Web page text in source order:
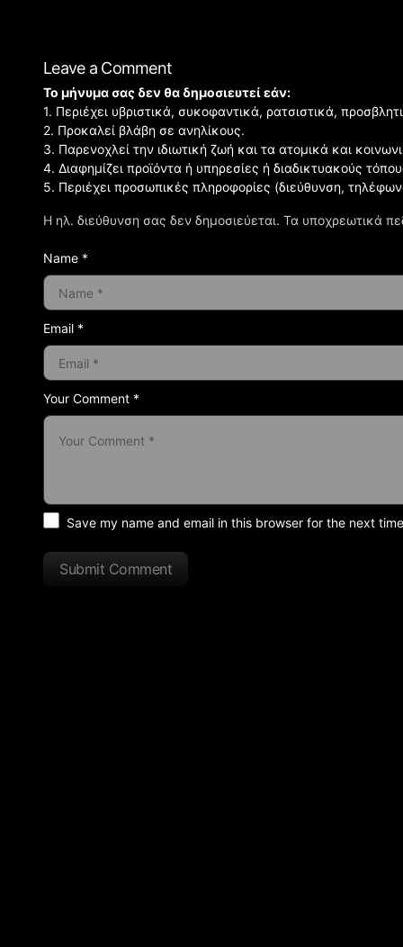
Leave a Comment
Η ηλ. διεύθυνση σας δεν δημοσιεύεται. Τα υποχρεωτικά
Your Comment *
Το μήνυμα σας δεν θα δημοσιευτεί εάν:
1. Περιέχει υβριστικά, συκοφαντικά, ρατσιστικά,
2. Προκαλεί βλάβη σε ανηλίκους.
3. Παρενοχλεί την ιδιωτική ζωή και τα ατομικά και
4. Διαφημίζει προϊόντα ή υπηρεσίες ή διαδικτυακούς
5. Περιέχει προσωπικές πληροφορίες (διεύθυνση,
Name *
Email *
Save my name and email in this browser for the next
Submit Comment